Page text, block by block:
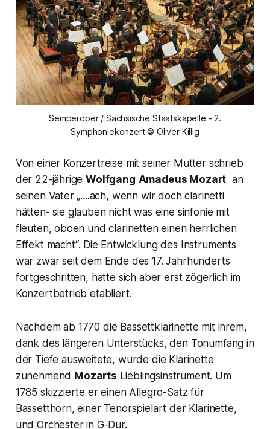
Semperoper / Sächsische Staatskapelle - 2.
Symphoniekonzert © Oliver Killig
Von einer Konzertreise mit seiner Mutter schrieb
der 22-jährigeWolfgang Amadeus Mozart an
seinen Vater „....ach, wenn wir doch clarinetti
hätten- sie glauben nicht was eine sinfonie mit
fleuten, oboen und clarinetten einen herrlichen
Effekt macht“. Die Entwicklung des Instruments
war zwar seit dem Ende des 17. Jahrhunderts
fortgeschritten, hatte sich aber erst zögerlich im
Konzertbetrieb etabliert.
Nachdem ab 1770 die Bassettklarinette mit ihrem,
dank des längeren Unterstücks, den Tonumfang in
der Tiefe ausweitete, wurde die Klarinette
zunehmend Mozarts Lieblingsinstrument. Um
1785 skizzierte er einen Allegro-Satz für
Bassetthorn, einer Tenorspielart der Klarinette,
und Orchester in G-Dur.